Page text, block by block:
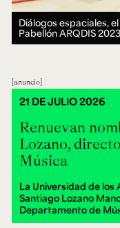
Diálogos espaciales,
Pabellón ARQDIS
anuncio
Renuevan
Lozano,
Música
La Universidad de
Santiago Lozano
Departamento de
21 DE JULIO 2026